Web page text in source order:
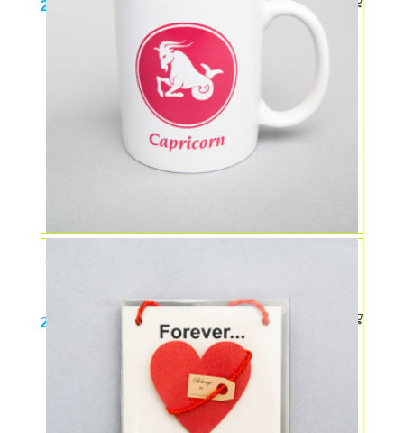
25,00
Cana ceramica cu semne zodiacale –
CAPRICORN
25,00